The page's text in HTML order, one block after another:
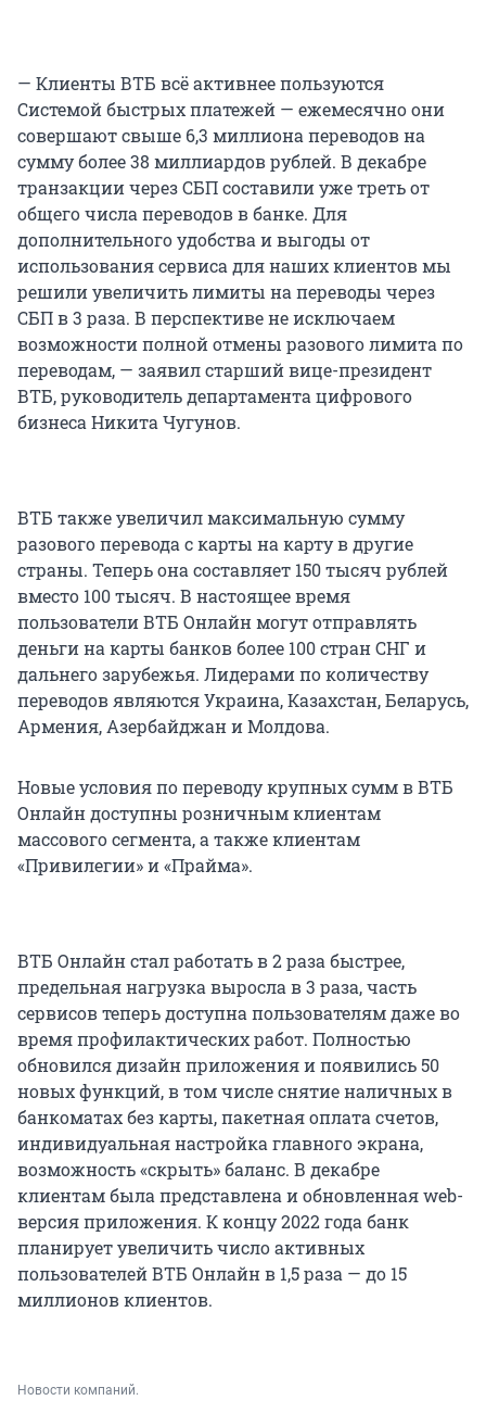
— Клиенты ВТБ всё активнее пользуются
Системой быстрых платежей — ежемесячно они
совершают свыше 6,3 миллиона переводов на
сумму более 38 миллиардов рублей. В декабре
транзакции через СБП составили уже треть от
общего числа переводов в банке. Для
дополнительного удобства и выгоды от
использования сервиса для наших клиентов мы
решили увеличить лимиты на переводы через
СБП в 3 раза. В перспективе не исключаем
возможности полной отмены разового лимита по
переводам, — заявил старший вице-президент
ВТБ, руководитель департамента цифрового
бизнеса Никита Чугунов.
ВТБ также увеличил максимальную сумму
разового перевода с карты на карту в другие
страны. Теперь она составляет 150 тысяч рублей
вместо 100 тысяч. В настоящее время
пользователи ВТБ Онлайн могут отправлять
деньги на карты банков более 100 стран СНГ и
дальнего зарубежья. Лидерами по количеству
переводов являются Украина, Казахстан, Беларусь,
Армения, Азербайджан и Молдова.
Новые условия по переводу крупных сумм в ВТБ
Онлайн доступны розничным клиентам
массового сегмента, а также клиентам
«Привилегии» и «Прайма».
ВТБ Онлайн стал работать в 2 раза быстрее,
предельная нагрузка выросла в 3 раза, часть
сервисов теперь доступна пользователям даже во
время профилактических работ. Полностью
обновился дизайн приложения и появились 50
новых функций, в том числе снятие наличных в
банкоматах без карты, пакетная оплата счетов,
индивидуальная настройка главного экрана,
возможность «скрыть» баланс. В декабре
клиентам была представлена и обновленная web-
версия приложения. К концу 2022 года банк
планирует увеличить число активных
пользователей ВТБ Онлайн в 1,5 раза — до 15
миллионов клиентов.
Новости компаний.